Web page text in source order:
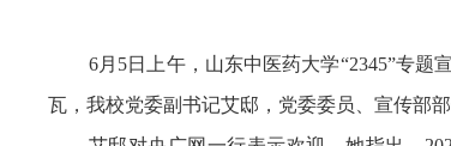
6月5日上午，山东中医药大学“2345”专
瓦，我校党委副书记艾邸，党委委员、宣传部部